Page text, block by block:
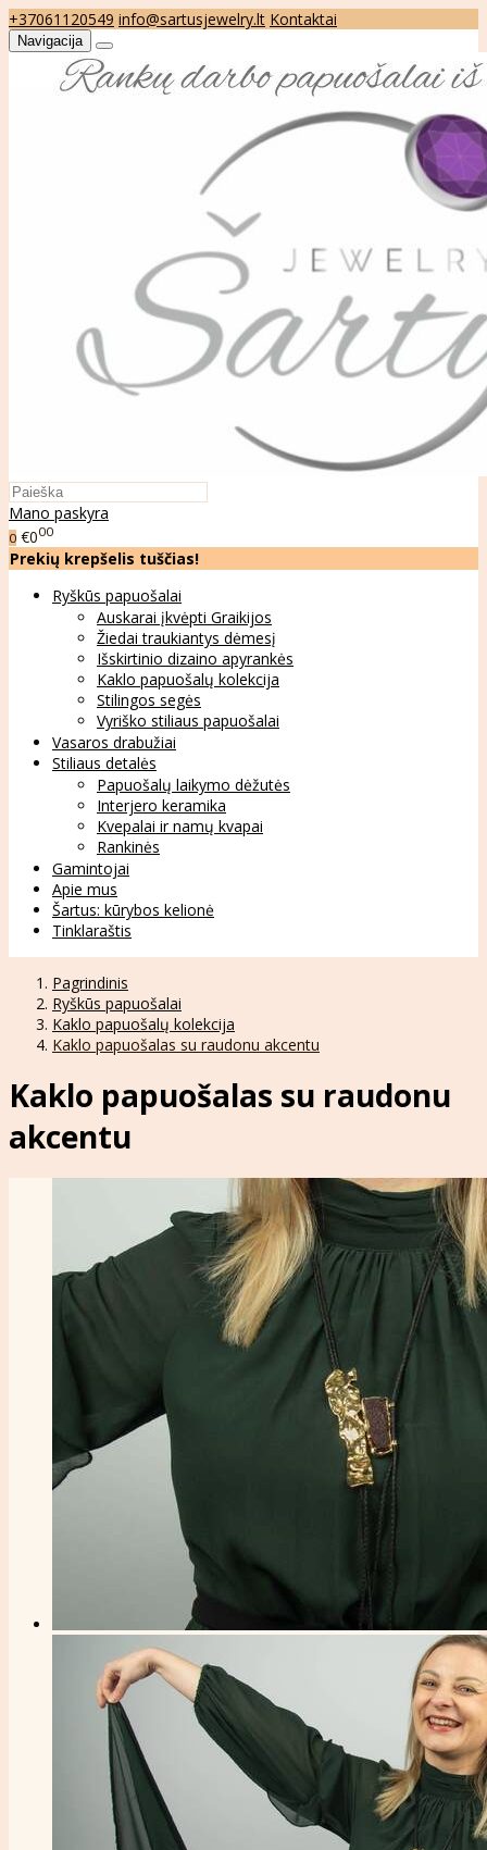
+37061120549 info@sartusjewelry.lt Kontaktai
Navigacija
Mano paskyra
0 €000
Prekių krepšelis tuščias!
Ryškūs papuošalai
Auskarai įkvėpti Graikijos
Žiedai traukiantys dėmesį
Išskirtinio dizaino apyrankės
Kaklo papuošalų kolekcija
Stilingos segės
Vyriško stiliaus papuošalai
Vasaros drabužiai
Stiliaus detalės
Papuošalų laikymo dėžutės
Interjero keramika
Kvepalai ir namų kvapai
Rankinės
Gamintojai
Apie mus
Šartus: kūrybos kelionė
Tinklaraštis
Pagrindinis
Ryškūs papuošalai
Kaklo papuošalų kolekcija
Kaklo papuošalas su raudonu akcentu
Kaklo papuošalas su raudonu
akcentu